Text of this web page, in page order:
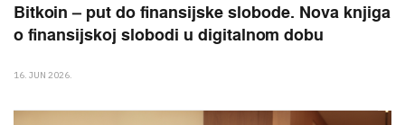
Bitkoin – put do finansijske slobode. Nova knjiga
o finansijskoj slobodi u digitalnom dobu
16. JUN 2026.